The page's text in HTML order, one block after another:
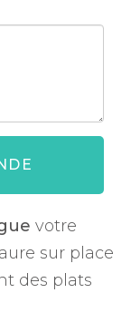
votre
sur place
des plats